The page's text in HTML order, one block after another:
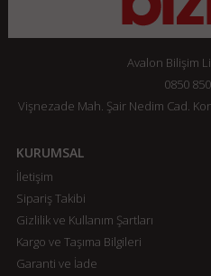
Avalon Bilişim
0850
Vişnezade Mah. Şair Nedim Cad.
KURUMSAL
İletişim
Sipariş Takibi
Gizlilik ve Kullanım Şartları
Kargo ve Taşıma Bilgileri
Garanti ve İade